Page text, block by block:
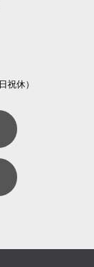
祝休）